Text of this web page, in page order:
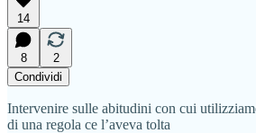
14
8
2
Condividi
Intervenire sulle abitudini con cui
di una regola ce l’aveva tolta